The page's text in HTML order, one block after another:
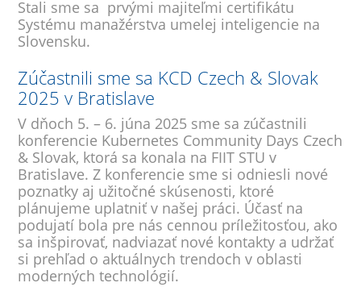
Stali sme sa prvými majiteľmi certifikátu
Systému manažérstva umelej inteligencie na
Slovensku.
Zúčastnili sme sa KCD Czech & Slovak
2025 v Bratislave
V dňoch 5. – 6. júna 2025 sme sa zúčastnili
konferencie Kubernetes Community Days Czech
& Slovak, ktorá sa konala na FIIT STU v
Bratislave. Z konferencie sme si odniesli nové
poznatky aj užitočné skúsenosti, ktoré
plánujeme uplatniť v našej práci. Účasť na
podujatí bola pre nás cennou príležitosťou, ako
sa inšpirovať, nadviazať nové kontakty a udržať
si prehľad o aktuálnych trendoch v oblasti
moderných technológií.